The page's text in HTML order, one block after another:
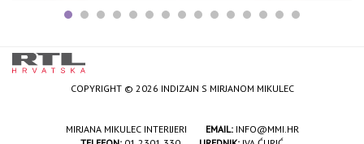
COPYRIGHT © 2026 INDIZAJN S MIRJANOM MIKULEC
MIRJANA MIKULEC INTERIJERI EMAIL: INFO@MMI.HR